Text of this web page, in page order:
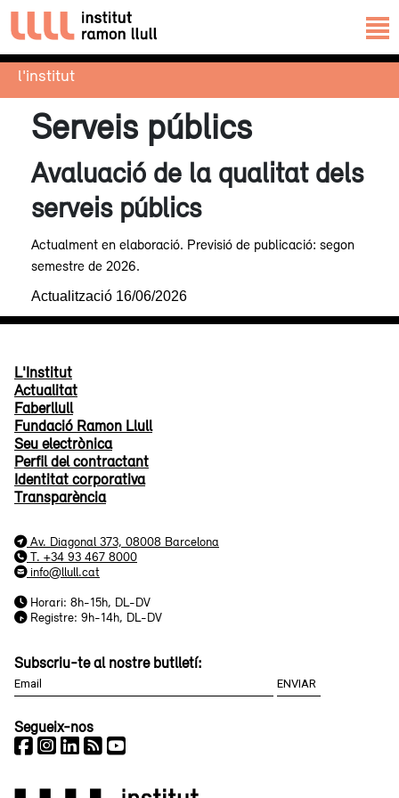
l'institut
Serveis públics
Avaluació de la qualitat dels
serveis públics
Actualment en elaboració. Previsió de publicació: segon
semestre de 2026.
Actualització 16/06/2026
L'Institut
Actualitat
Faberllull
Fundació Ramon Llull
Seu electrònica
Perfil del contractant
Identitat corporativa
Transparència
Av. Diagonal 373, 08008 Barcelona
T. +34 93 467 8000
info@llull.cat
Horari: 8h-15h, DL-DV
Registre: 9h-14h, DL-DV
Subscriu-te al nostre butlletí:
Segueix-nos